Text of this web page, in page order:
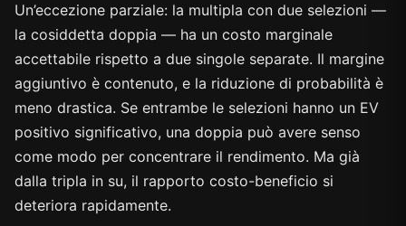
Un’eccezione parziale: la multipla con due selezioni —
la cosiddetta doppia — ha un costo marginale
accettabile rispetto a due singole separate. Il margine
aggiuntivo è contenuto, e la riduzione di probabilità è
meno drastica. Se entrambe le selezioni hanno un EV
positivo significativo, una doppia può avere senso
come modo per concentrare il rendimento. Ma già
dalla tripla in su, il rapporto costo-beneficio si
deteriora rapidamente.